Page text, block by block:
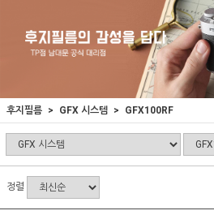
후지필름 GFX 시스템 GFX100RF
정렬